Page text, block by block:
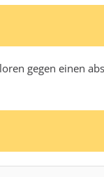
gegen einen